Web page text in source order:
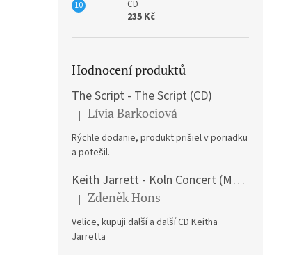
CD
235 Kč
Hodnocení produktů
The Script - The Script (CD)
Hodnocení produktu je 5 z 5 hvězdiček.
| Lívia Barkociová
Rýchle dodanie, produkt prišiel v poriadku
a potešil.
Keith Jarrett - Koln Concert (Music CD)
Hodnocení produktu je 5 z 5 hvězdiček.
| Zdeněk Hons
Velice, kupuji další a další CD Keitha
Jarretta